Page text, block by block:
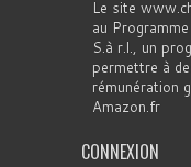
Le site
au
S.à r.l., un
permettre à
rémunération
Amazon.fr
CONNEXION